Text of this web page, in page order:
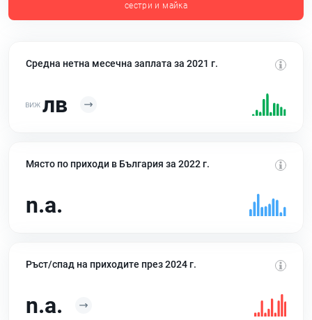
сестри и майка
Средна нетна месечна заплата за 2021 г.
лв
Място по приходи в България за 2022 г.
n.a.
Ръст/спад на приходите през 2024 г.
n.a.